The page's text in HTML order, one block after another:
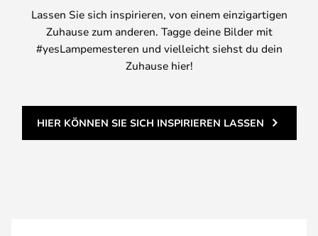
Lassen Sie sich inspirieren, von einem einzigartigen
Zuhause zum anderen. Tagge deine Bilder mit
#yesLampemesteren und vielleicht siehst du dein
Zuhause hier!
HIER KÖNNEN SIE SICH INSPIRIEREN LASSEN